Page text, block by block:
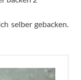
selber gebacken.